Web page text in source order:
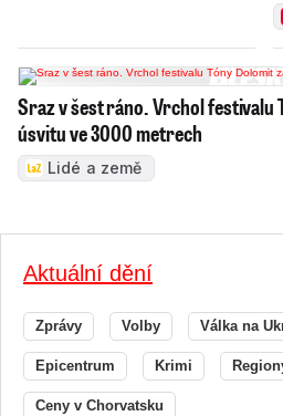
Sraz v šest ráno. Vrchol festivalu
úsvitu ve 3000 metrech
Lidé a země
Aktuální dění
Zprávy Volby Válka na
Epicentrum Krimi
Ceny v Chorvatsku